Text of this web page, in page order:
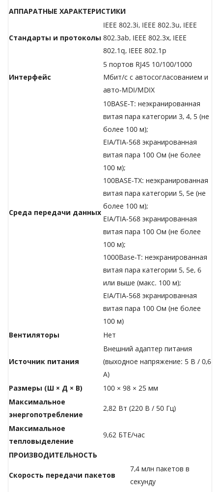
АППАРАТНЫЕ ХАРАКТЕРИСТИКИ
Стандарты и протоколы
IEEE 802.3i, IEEE 802.3u, IEEE
802.3ab, IEEE 802.3x, IEEE
802.1q, IEEE 802.1p
Интерфейс
5 портов RJ45 10/100/1000
Мбит/с с автосогласованием и
авто-MDI/MDIX
Среда передачи данных
10BASE-T: неэкранированная
витая пара категории 3, 4, 5 (не
более 100 м);
EIA/TIA-568 экранированная
витая пара 100 Ом (не более
100 м);
100BASE-TX: неэкранированная
витая пара категории 5, 5е (не
более 100 м);
EIA/TIA-568 экранированная
витая пара 100 Ом (не более
100 м);
1000Base-T: неэкранированная
витая пара категории 5, 5е, 6
или выше (макс. 100 м);
EIA/TIA-568 экранированная
витая пара 100 Ом (не более
100 м)
Вентиляторы
Нет
Источник питания
Внешний адаптер питания
(выходное напряжение: 5 В / 0,6
A)
Размеры (Ш × Д × В)
100 × 98 × 25 мм
Максимальное
энергопотребление
2,82 Вт (220 В / 50 Гц)
Максимальное
тепловыделение
9,62 БТЕ/час
ПРОИЗВОДИТЕЛЬНОСТЬ
Скорость передачи пакетов
7,4 млн пакетов в
секунду